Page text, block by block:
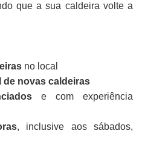
que a sua caldeira volte a
no local
de novas caldeiras
e com experiência
, inclusive aos sábados,